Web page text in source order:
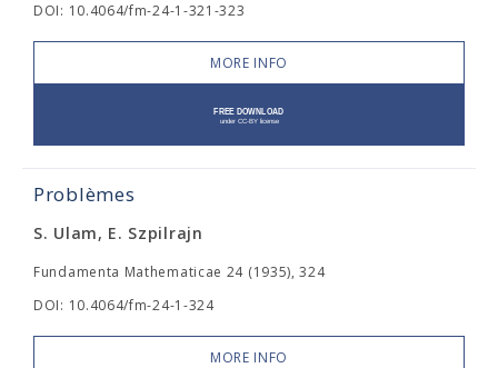
DOI: 10.4064/fm-24-1-321-323
MORE INFO
Problèmes
S. Ulam, E. Szpilrajn
Fundamenta Mathematicae 24 (1935), 324
DOI: 10.4064/fm-24-1-324
MORE INFO